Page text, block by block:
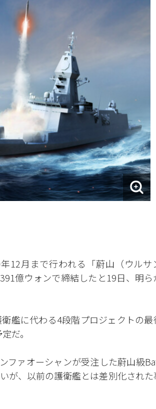
12月まで行われる「蔚山（ウルサ
億ウォンで締結したと19日、明ら
艦に代わる4段階プロジェクトの最
だ。
ファオーシャンが受注した蔚山級
が、以前の護衛艦とは差別化された